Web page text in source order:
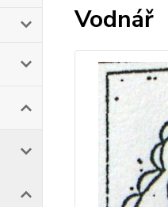
Vodnář